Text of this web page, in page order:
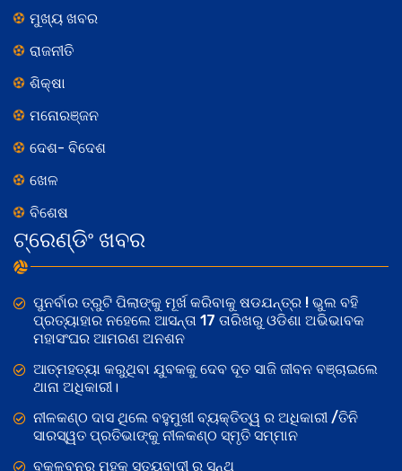
ମୁଖ୍ୟ ଖବର
ରାଜନୀତି
ଶିକ୍ଷା
ମନୋରଞ୍ଜନ
ଦେଶ- ବିଦେଶ
ଖେଳ
ବିଶେଷ
ଟ୍ରେଣ୍ଡିଂ ଖବର
ପୁନର୍ବାର ତ୍ରୁଟି ପିଲାଙ୍କୁ ମୂର୍ଖ କରିବାକୁ ଷଡଯନ୍ତ୍ର ! ଭୁଲ ବହି
ପ୍ରତ୍ୟାହାର ନହେଲେ ଆସନ୍ତା 17 ତାରିଖରୁ ଓଡିଶା ଅଭିଭାବକ
ମହାସଂଘର ଆମରଣ ଅନଶନ
ଆତ୍ମହତ୍ୟା କରୁଥିବା ଯୁବକକୁ ଦେବ ଦୂତ ସାଜି ଜୀବନ ବଞ୍ଚାଇଲେ
ଥାନା ଅଧିକାରୀ।
ନୀଳକଣ୍ଠ ଦାସ ଥିଲେ ବହୁମୁଖୀ ବ୍ୟକ୍ତିତ୍ୱ ର ଅଧିକାରୀ /ତିନି
ସାରସ୍ୱତ ପ୍ରତିଭାଙ୍କୁ ନୀଳକଣ୍ଠ ସ୍ମୃତି ସମ୍ମାନ
ବକୁଳବନର ମହକ ସତ୍ୟବାଦୀ ର ସନ୍ଥ